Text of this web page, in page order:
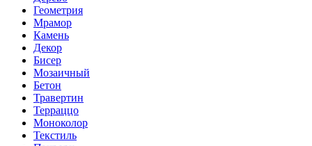
Геометрия
Мрамор
Камень
Декор
Бисер
Мозаичный
Бетон
Травертин
Терраццо
Моноколор
Текстиль